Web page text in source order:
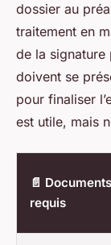
dossier au
traitement en
de la signature
doivent se
pour finaliser
est utile, mais
📄 Documents
requis